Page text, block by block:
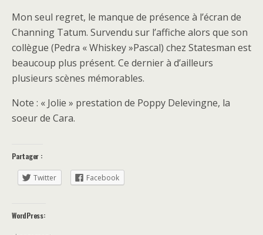
Mon seul regret, le manque de présence à l’écran de
Channing Tatum. Survendu sur l’affiche alors que son
collègue (Pedra « Whiskey »Pascal) chez Statesman est
beaucoup plus présent. Ce dernier à d’ailleurs
plusieurs scènes mémorables.
Note : « Jolie » prestation de Poppy Delevingne, la
soeur de Cara.
Partager :
Twitter Facebook
WordPress: